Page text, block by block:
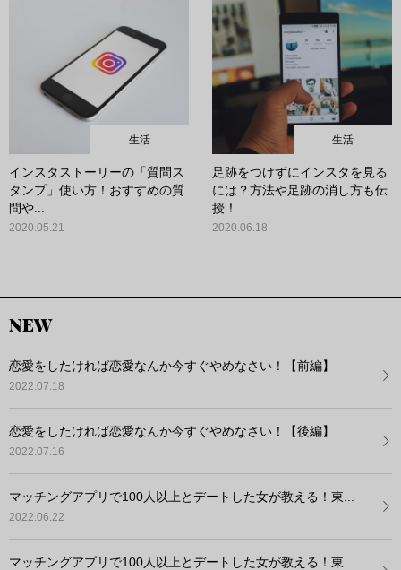
生活
インスタストーリーの「質問ス
タンプ」使い方！おすすめの質
問や...
2020.05.21
生活
足跡をつけずにインスタを見る
には？方法や足跡の消し方も伝
授！
2020.06.18
NEW
恋愛をしたければ恋愛なんか今すぐやめなさい！【前編】
2022.07.18
恋愛をしたければ恋愛なんか今すぐやめなさい！【後編】
2022.07.16
マッチングアプリで100人以上とデートした女が教える！東...
2022.06.22
マッチングアプリで100人以上とデートした女が教える！東...